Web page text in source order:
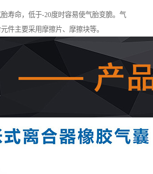
寿命，低于-20度时容易使气胎变脆。气
件主要采用摩擦片、摩擦块等。